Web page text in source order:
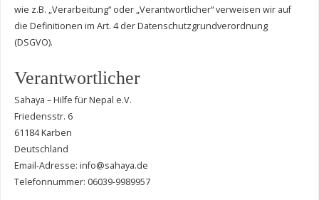
wie z.B. „Verarbeitung“ oder „Verantwortlicher“ verweisen wir auf
die Definitionen im Art. 4 der Datenschutzgrundverordnung
(DSGVO).
Verantwortlicher
Sahaya – Hilfe für Nepal e.V.
Friedensstr. 6
61184 Karben
Deutschland
Email-Adresse: info@sahaya.de
Telefonnummer: 06039-9989957